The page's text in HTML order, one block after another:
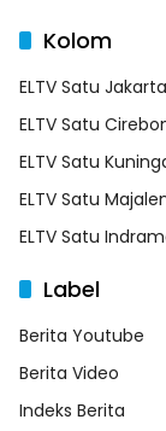
Kolom
ELTV Satu Jakarta
ELTV Satu
ELTV Satu
ELTV Satu
ELTV Satu
Label
Berita Youtube
Berita Video
Indeks Berita